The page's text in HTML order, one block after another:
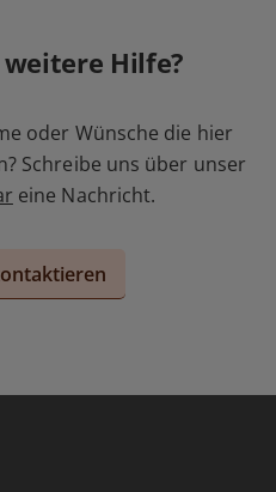
Hilfe?
oder Wünsche die hier
Schreibe uns über unser
eine Nachricht.